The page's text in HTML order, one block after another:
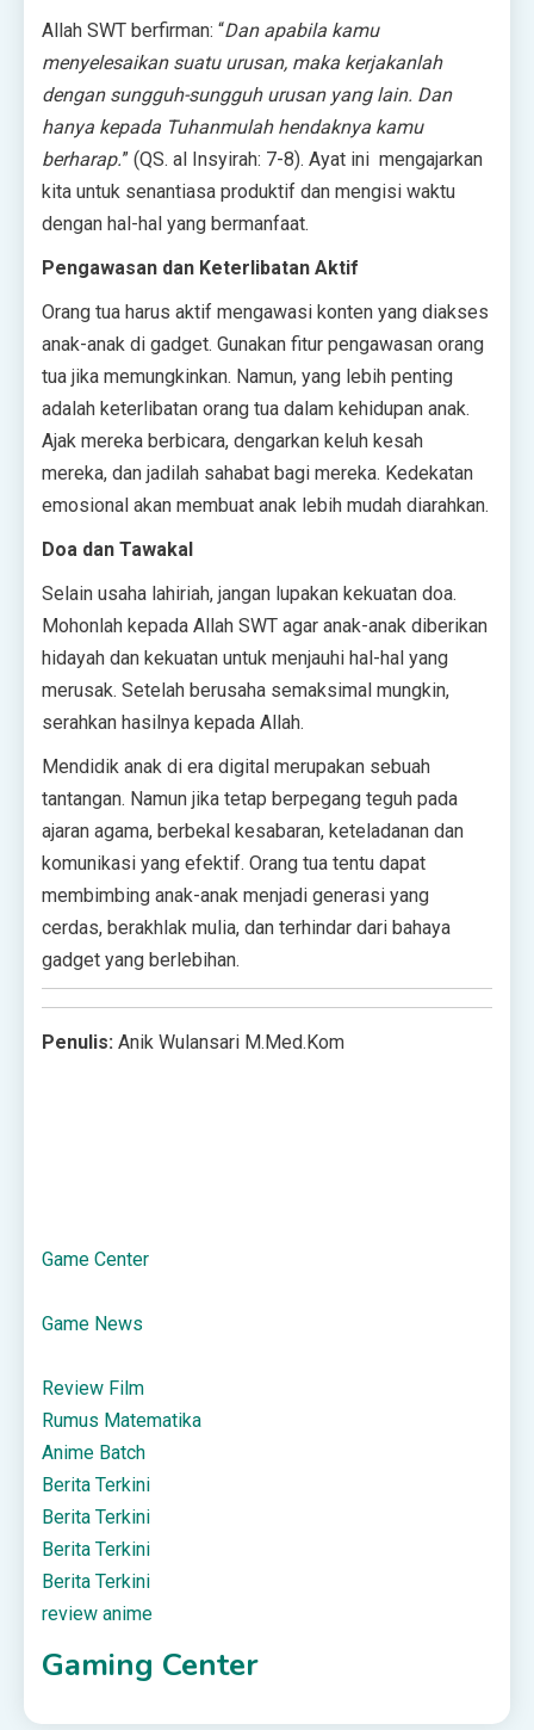
Allah SWT berfirman: “Dan apabila kamu
menyelesaikan suatu urusan, maka kerjakanlah
dengan sungguh-sungguh urusan yang lain. Dan
hanya kepada Tuhanmulah hendaknya kamu
berharap.” (QS. al Insyirah: 7-8). Ayat ini mengajarkan
kita untuk senantiasa produktif dan mengisi waktu
dengan hal-hal yang bermanfaat.
Pengawasan dan Keterlibatan Aktif
Orang tua harus aktif mengawasi konten yang diakses
anak-anak di gadget. Gunakan fitur pengawasan orang
tua jika memungkinkan. Namun, yang lebih penting
adalah keterlibatan orang tua dalam kehidupan anak.
Ajak mereka berbicara, dengarkan keluh kesah
mereka, dan jadilah sahabat bagi mereka. Kedekatan
emosional akan membuat anak lebih mudah diarahkan.
Doa dan Tawakal
Selain usaha lahiriah, jangan lupakan kekuatan doa.
Mohonlah kepada Allah SWT agar anak-anak diberikan
hidayah dan kekuatan untuk menjauhi hal-hal yang
merusak. Setelah berusaha semaksimal mungkin,
serahkan hasilnya kepada Allah.
Mendidik anak di era digital merupakan sebuah
tantangan. Namun jika tetap berpegang teguh pada
ajaran agama, berbekal kesabaran, keteladanan dan
komunikasi yang efektif. Orang tua tentu dapat
membimbing anak-anak menjadi generasi yang
cerdas, berakhlak mulia, dan terhindar dari bahaya
gadget yang berlebihan.
Penulis: Anik Wulansari M.Med.Kom
Game Center
Game News
Review Film
Rumus Matematika
Anime Batch
Berita Terkini
Berita Terkini
Berita Terkini
Berita Terkini
review anime
Gaming Center